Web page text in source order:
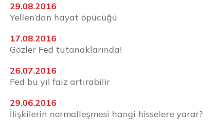
29.08.2016
Yellen’dan hayat öpücüğü
17.08.2016
Gözler Fed tutanaklarında!
26.07.2016
Fed bu yıl faiz artırabilir
29.06.2016
İlişkilerin normalleşmesi hangi hisselere yarar?